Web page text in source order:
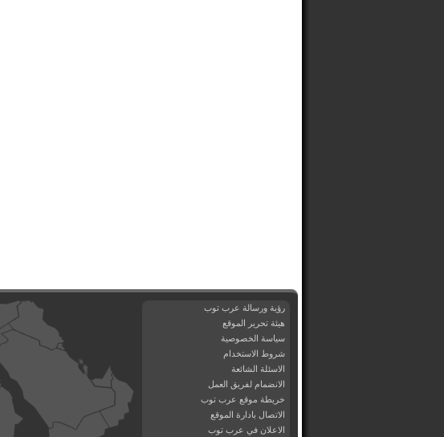
رؤية ورسالة عرب توب
هيئة تحرير الموقع
سياسة الخصوصية
شروط الاستخدام
الاسئلة الشائعة
الانضمام لفريق العمل
خريطة موقع عرب توب
الاتصال بادارة الموقع
الاعلان في عرب توب